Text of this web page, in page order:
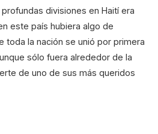
divisiones en Haití era
este país hubiera algo de
toda la nación se unió por primera
sólo fuera alrededor de la
de uno de sus más queridos